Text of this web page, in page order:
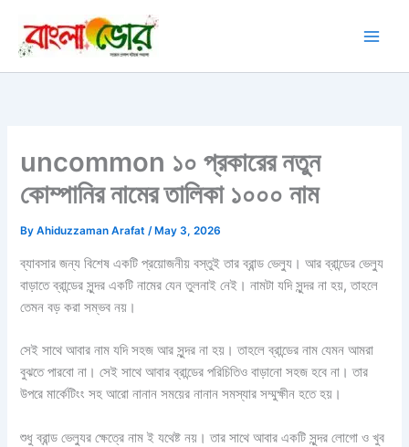
content
uncommon ১০ প্রকারের নতুন
কোম্পানির নামের তালিকা ১০০০ নাম
ByAhiduzzaman Arafat/ May 3, 2026
ব্যাবসার জন্য বিশেষ একটি প্রয়োজনীয় বস্তুই তার ব্রান্ড ভেল্যু। আর ব্রান্ডের ভেল্যু
বাড়াতে ব্রান্ডের সুন্দর একটি নামের যেন তুলনাই নেই। নামটা যদি সুন্দর না হয়, তাহলে
তেমন বড় করা সম্ভব নয়।
সেই সাথে আবার নাম যদি সহজ আর সুন্দর না হয়। তাহলে ব্রান্ডের নাম যেমন আমরা
বুঝতে পারবো না। সেই সাথে আবার ব্রান্ডের পরিচিতিও বাড়ানো সহজ হবে না। তার
উপরে মার্কেটিংং সহ আরো নানান সময়ের নানান সমস্যার সম্মুক্ষীন হতে হয়।
শুধু ব্রান্ড ভেল্যুর ক্ষেত্রে নাম ই যথেষ্ট নয়। তার সাথে আবার একটি সুন্দর লোগো ও খুব